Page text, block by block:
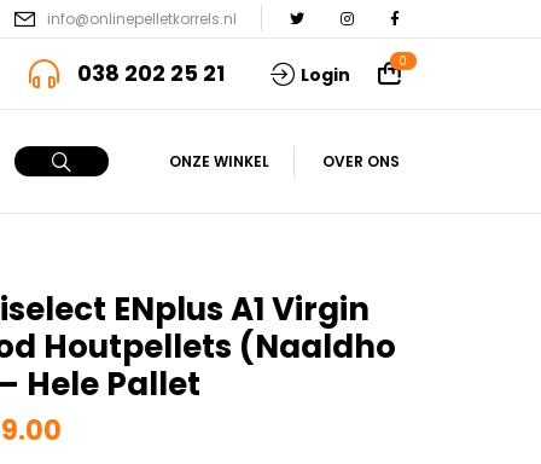
info@onlinepelletkorrels.nl
038 202 25 21 Login
0
ONZE WINKEL OVER ONS
ENplus A1 Virgin
Houtpellets (naaldho
Hele Pallet